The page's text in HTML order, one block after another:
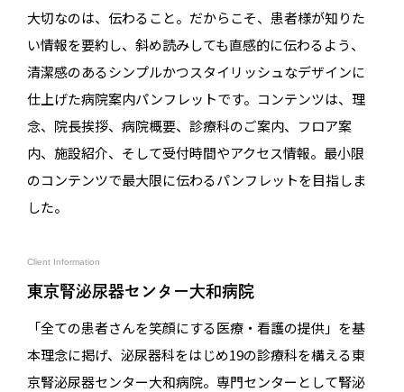
大切なのは、伝わること。だからこそ、患者様が知りた
い情報を要約し、斜め読みしても直感的に伝わるよう、
清潔感のあるシンプルかつスタイリッシュなデザインに
仕上げた病院案内パンフレットです。コンテンツは、理
念、院長挨拶、病院概要、診療科のご案内、フロア案
内、施設紹介、そして受付時間やアクセス情報。最小限
のコンテンツで最大限に伝わるパンフレットを目指しま
した。
Client Information
東京腎泌尿器センター大和病院
「全ての患者さんを笑顔にする医療・看護の提供」を基
本理念に掲げ、泌尿器科をはじめ19の診療科を構える東
京腎泌尿器センター大和病院。専門センターとして腎泌